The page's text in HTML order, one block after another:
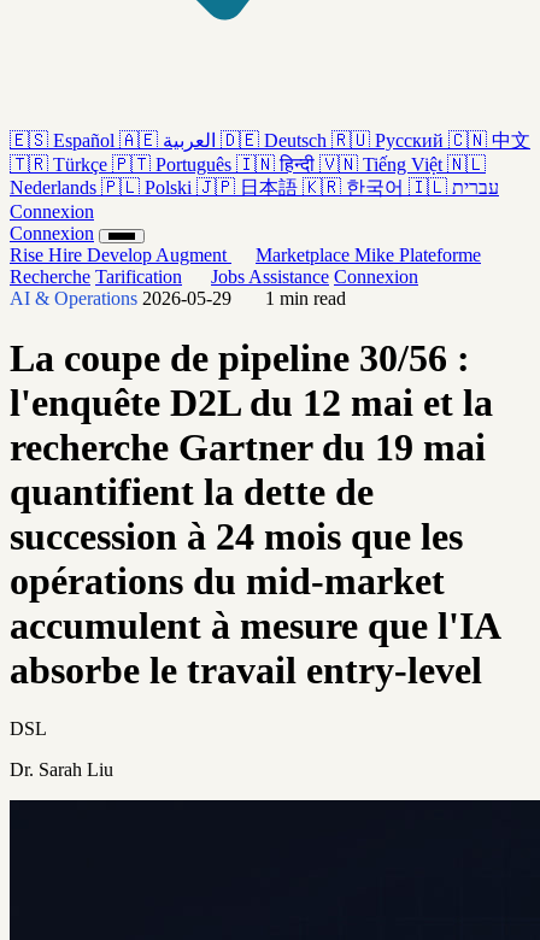
🇪🇸 Español 🇦🇪 العربية 🇩🇪 Deutsch 🇷🇺 Русский 🇨🇳 中文
🇹🇷 Türkçe 🇵🇹 Português 🇮🇳 हिन्दी 🇻🇳 Tiếng Việt 🇳🇱
Nederlands 🇵🇱 Polski 🇯🇵 日本語 🇰🇷 한국어 🇮🇱 עברית
Connexion
Connexion
Rise Hire Develop Augment Marketplace Mike Plateforme
Recherche Tarification Jobs Assistance Connexion
AI & Operations 2026-05-29 1 min read
La coupe de pipeline 30/56 :
l'enquête D2L du 12 mai et la
recherche Gartner du 19 mai
quantifient la dette de
succession à 24 mois que les
opérations du mid-market
accumulent à mesure que l'IA
absorbe le travail entry-level
DSL
Dr. Sarah Liu